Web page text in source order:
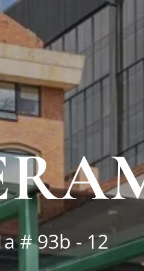
# 93b - 12